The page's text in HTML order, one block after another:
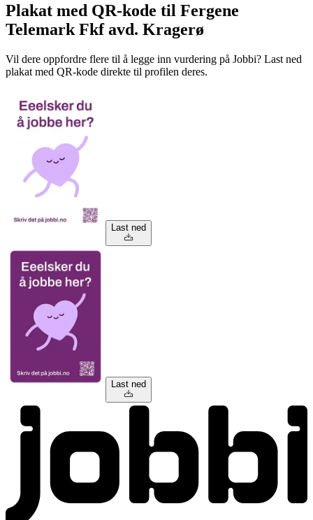
Plakat med QR-kode til Fergene
Telemark Fkf avd. Kragerø
Vil dere oppfordre flere til å legge inn vurdering på Jobbi? Last ned
plakat med QR-kode direkte til profilen deres.
Last ned
Last ned